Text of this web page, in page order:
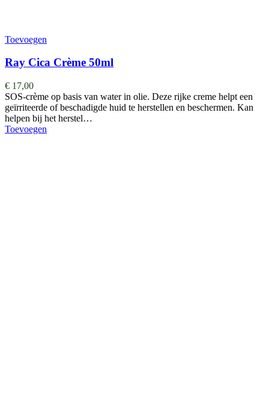
Toevoegen
Ray Cica Crème 50ml
€ 17,00
SOS-crème op basis van water in olie. Deze rijke creme helpt een
geïrriteerde of beschadigde huid te herstellen en beschermen. Kan
helpen bij het herstel…
Toevoegen